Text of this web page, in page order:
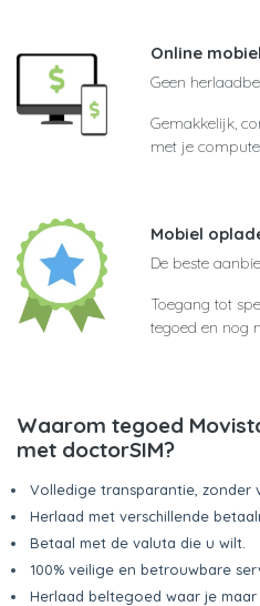
Online
Geen
Gemakkelijk,
met je
Mobiel
De beste
Toegang tot
tegoed en nog
Waarom tegoed
met doctorSIM?
Volledige transparantie, zonder
Herlaad met verschillende
Betaal met de valuta die u wilt.
100% veilige en betrouwbare
Herlaad beltegoed waar je maar